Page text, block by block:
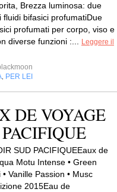
Brezza luminosa: due
fluidi bifasici profumatiDue
profumati per corpo, viso e
diverse funzioni :...
Leggere il
PER LEI
DE VOYAGE
SUD PACIFIQUEEaux de
Motu Intense • Green
• Vanille Passion • Musc
2015Eau de